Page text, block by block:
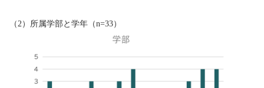
（2）所属学部と学年（n=33）